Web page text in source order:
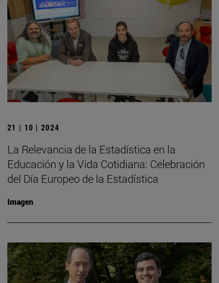
21 | 10 | 2024
La Relevancia de la Estadística en la
Educación y la Vida Cotidiana: Celebración
del Día Europeo de la Estadística
Imagen